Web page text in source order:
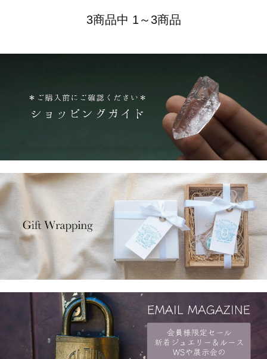
3商品中 1～3商品